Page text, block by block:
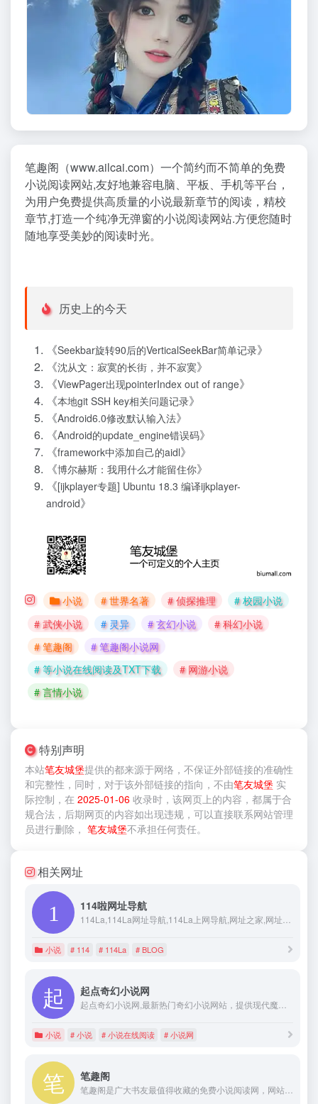
笔趣阁（www.ailcai.com）一个简约而不简单的免费
小说阅读网站,友好地兼容电脑、平板、手机等平台，
为用户免费提供高质量的小说最新章节的阅读，精校
章节,打造一个纯净无弹窗的小说阅读网站.方便您随时
随地享受美妙的阅读时光。
历史上的今天
《Seekbar旋转90后的VerticalSeekBar简单记录》
《沈从文：寂寞的长街，并不寂寞》
《ViewPager出现pointerIndex out of range》
《本地git SSH key相关问题记录》
《Android6.0修改默认输入法》
《Android的update_engine错误码》
《framework中添加自己的aidl》
《博尔赫斯：我用什么才能留住你》
《[ijkplayer专题] Ubuntu 18.3 编译ijkplayer-
android》
小说 # 世界名著 # 侦探推理
# 校园小说
# 武侠小说
# 灵异 # 玄幻小说
# 科幻小说
# 笔趣阁
# 笔趣阁小说网
# 等小说在线阅读及TXT下载
# 网游小说
# 言情小说
特别声明
本站笔友城堡提供的都来源于网络，不保证外部链接的准确性
和完整性，同时，对于该外部链接的指向，不由笔友城堡 实
际控制，在 2025-01-06 收录时，该网页上的内容，都属于合
规合法，后期网页的内容如出现违规，可以直接联系网站管理
员进行删除， 笔友城堡不承担任何责任。
相关网址
114啦网址导航
114La,114La网址导航,114La上网导航,网址之家,网址大全,网址,搜索,音乐,娱乐,图片,小游戏,短信,社区,日记,相册,K歌,通讯簿,BLOG,天气预报,实用工具.最方便,最快捷,最多华人使用的上网导航
小说 # 114 # 114La # BLOG
起点奇幻小说网
起点奇幻小说网,最新热门奇幻小说网站，提供现代魔法小说、剑与魔法小说、史诗奇幻小说、神秘幻想小说等首发、完本、免费小说,最新章节在线阅读。更多精彩尽在起点奇幻小说网。
小说 # 小说 # 小说在线阅读 # 小说网
笔趣阁
笔趣阁是广大书友最值得收藏的免费小说阅读网，网站收录了当前最火热的免费小说，免费提供高质量的小说最新章节，是广大免费小说爱好者必备的小说阅读网。